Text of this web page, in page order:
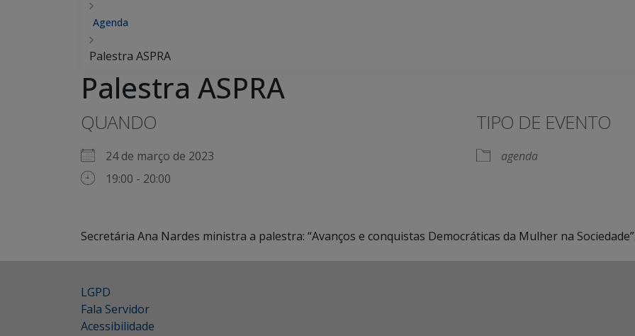
Agenda
Palestra ASPRA
Palestra ASPRA
QUANDO
24 de março de 2023
19:00 - 20:00
TIPO DE EVENTO
agenda
Secretária Ana Nardes ministra a palestra: “Avanços e conquistas Democráticas da Mulher na
LGPD
Fala Servidor
Acessibilidade